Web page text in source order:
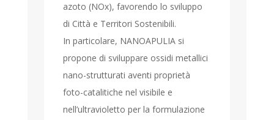
azoto (NOx), favorendo lo sviluppo
di Città e Territori Sostenibili.
In particolare, NANOAPULIA si
propone di sviluppare ossidi metallici
nano-strutturati aventi proprietà
foto-catalitiche nel visibile e
nell’ultravioletto per la formulazione